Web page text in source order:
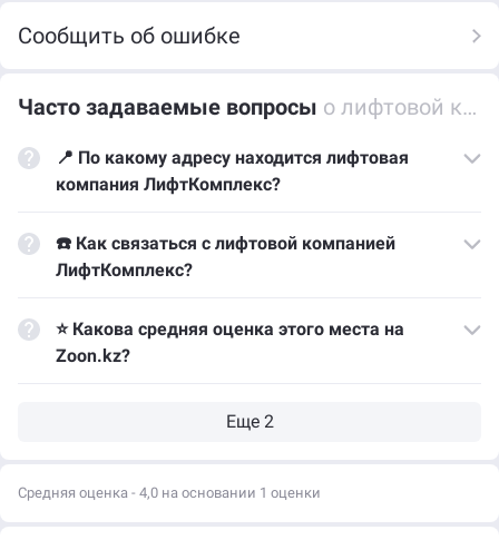
Сообщить об ошибке
Часто задаваемые вопросы о лифтовой компании ЛифтКомплекс
📍 По какому адресу находится лифтовая
компания ЛифтКомплекс?
☎️ Как связаться с лифтовой компанией
ЛифтКомплекс?
⭐ Какова средняя оценка этого места на
Zoon.kz?
Средняя оценка - 4,0 на основании 1 оценки